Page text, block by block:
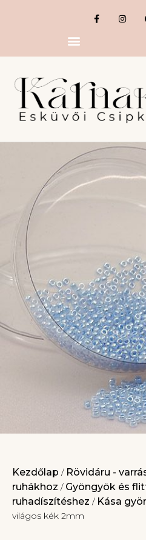
Kezdőlap / Rövidáru -
ruhákhoz / Gyöngyök és
ruhadíszítéshez / Kása
világos kék 2mm